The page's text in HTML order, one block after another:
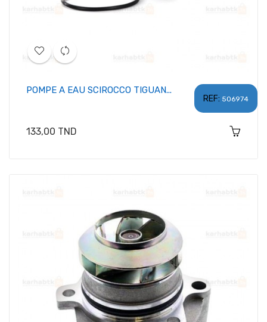
REF: 506974
POMPE A EAU SCIROCCO TIGUAN...
Prix
133,00 TND